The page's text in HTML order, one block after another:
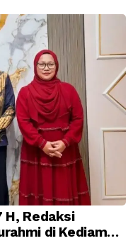
H, Redaksi
di Kediaman